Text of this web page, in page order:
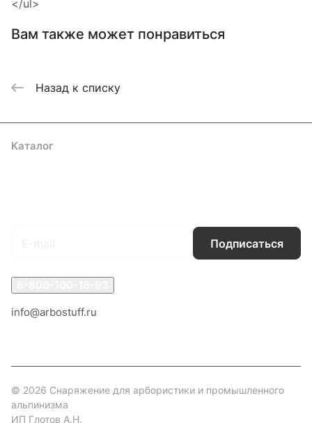
</ul>
Вам также может понравиться
Назад к списку
Каталог
Подписаться
info@arbostuff.ru
© 2026 Снаряжение для арбористики и промышленного
альпинизма
ИП Глотов А.Н.